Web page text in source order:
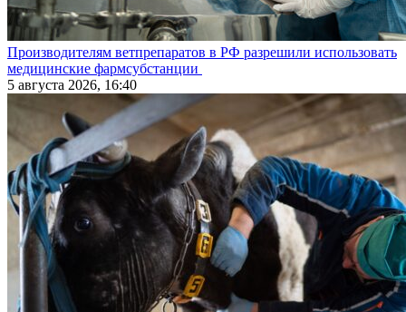
Производителям ветпрепаратов в РФ разрешили использовать
медицинские фармсубстанции
5 августа 2026, 16:40